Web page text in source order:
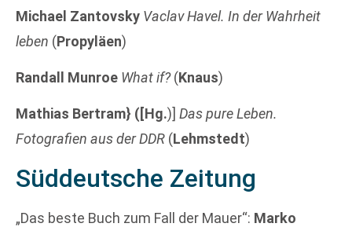
Michael Zantovsky Vaclav Havel. In der Wahrheit
leben (Propyläen)
Randall Munroe What if?(Knaus)
Mathias Bertram} ([Hg.)] Das pure Leben.
Fotografien aus der DDR (Lehmstedt)
Süddeutsche Zeitung
„Das beste Buch zum Fall der Mauer“: Marko